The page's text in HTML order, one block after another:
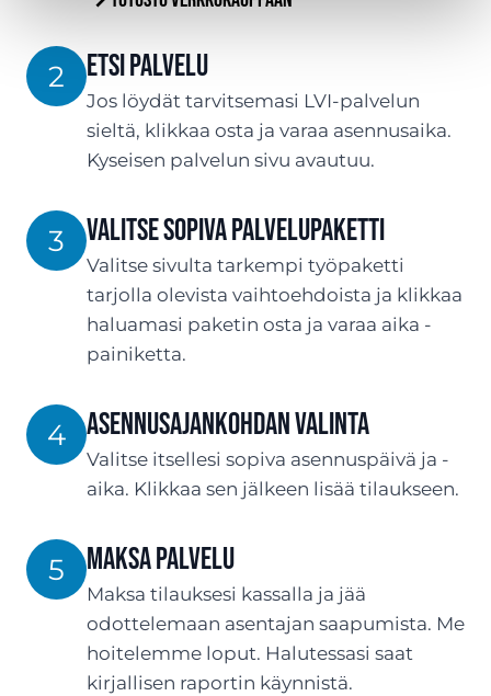
2 Etsi palvelu
Jos löydät tarvitsemasi LVI-palvelun
sieltä, klikkaa osta ja varaa asennusaika.
Kyseisen palvelun sivu avautuu.
3 Valitse sopiva palvelupaketti
Valitse sivulta tarkempi työpaketti
tarjolla olevista vaihtoehdoista ja klikkaa
haluamasi paketin osta ja varaa aika -
painiketta.
4 Asennusajankohdan valinta
Valitse itsellesi sopiva asennuspäivä ja -
aika. Klikkaa sen jälkeen lisää tilaukseen.
5 Maksa palvelu
Maksa tilauksesi kassalla ja jää
odottelemaan asentajan saapumista. Me
hoitelemme loput. Halutessasi saat
kirjallisen raportin käynnistä.